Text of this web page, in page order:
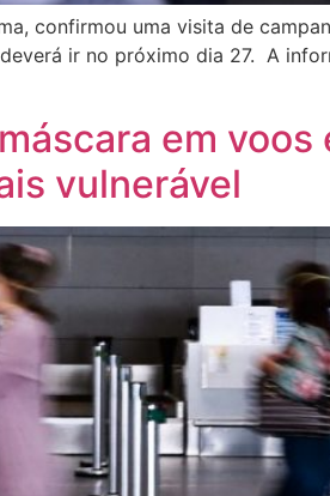
confirmou uma visita de
ir no próximo dia 27. A
em voos
vulnerável